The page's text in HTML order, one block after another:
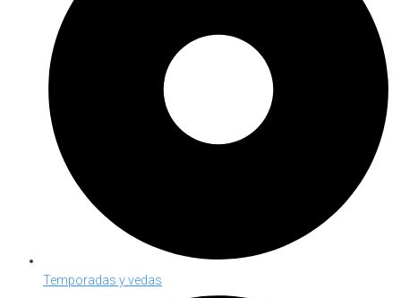
Temporadas y vedas